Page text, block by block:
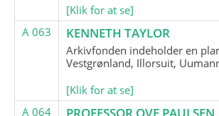
[Klik for at se]
A 063
KENNETH TAYLOR
Arkivfonden indeholder en
Vestgrønland, Illorsuit,
[Klik for at se]
A 064
PROFESSOR OVE PAULSEN